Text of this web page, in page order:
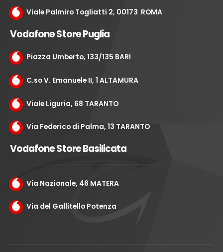
Viale Palmiro Togliatti 2, 00173 ROMA
Vodafone Store Puglia
Piazza Umberto, 133/135 BARI
C.so V. Emanuele II, 1 ALTAMURA
Viale Liguria, 68 TARANTO
Via Federico di Palma, 13 TARANTO
Vodafone Store Basilicata
Via Nazionale, 46 MATERA
Via del Gallitello Potenza